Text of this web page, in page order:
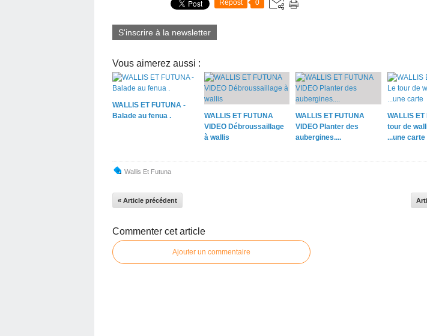
Repost 0
S'inscrire à la newsletter
Vous aimerez aussi :
WALLIS ET FUTUNA -
Balade au fenua .
WALLIS ET FUTUNA
VIDEO Débroussaillage
à wallis
WALLIS ET FUTUNA
VIDEO Planter des
aubergines....
WALLIS
tour de
...une carte
Wallis Et Futuna
« Article précédent
Commenter cet article
Ajouter un commentaire